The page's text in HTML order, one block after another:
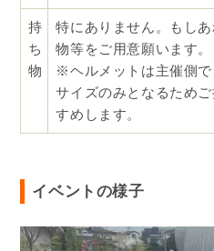
持
ち
物
特にありません。もし
物等をご用意願います。
※ヘルメットは主催側
サイズのみとなるため
すめします。
イベントの様子